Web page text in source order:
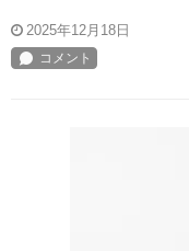
2025年12月18日